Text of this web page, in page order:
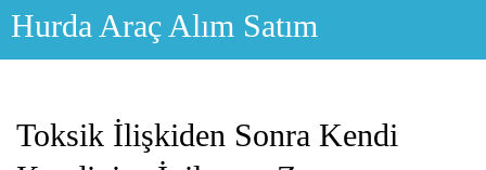
Skip
Hurda Araç Alım Satım
Toksik İlişkiden Sonra Kendi